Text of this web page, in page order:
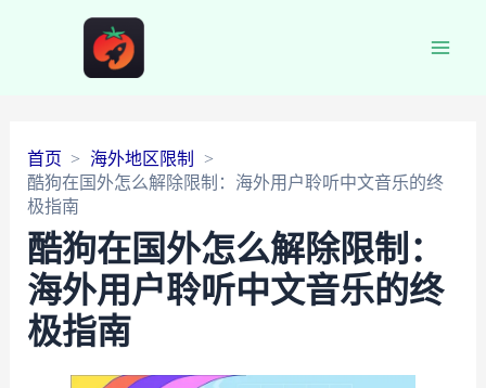
首页
海外地区限制
酷狗在国外怎么解除限制：海外用户聆听中文音乐的终
极指南
酷狗在国外怎么解除限制：
海外用户聆听中文音乐的终
极指南